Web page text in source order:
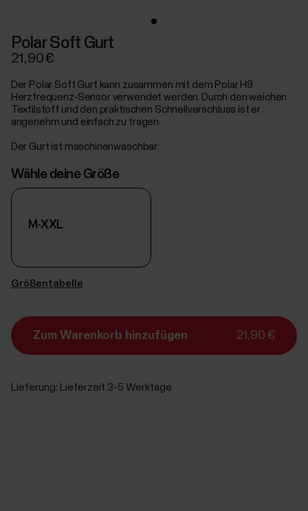
Polar Soft Gurt
21,90 €
Der Polar Soft Gurt kann zusammen mit dem Polar H9
Herzfrequenz-Sensor verwendet werden. Durch den weichen
Textilstoff und den praktischen Schnellverschluss ist er
angenehm und einfach zu tragen.
Der Gurt ist maschinenwaschbar.
Wähle deine Größe
M-XXL
Größentabelle
Zum Warenkorb hinzufügen 21,90 €
Lieferung: Lieferzeit 3-5 Werktage